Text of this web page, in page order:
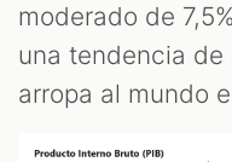
moderado de
una tendencia
arropa al mundo